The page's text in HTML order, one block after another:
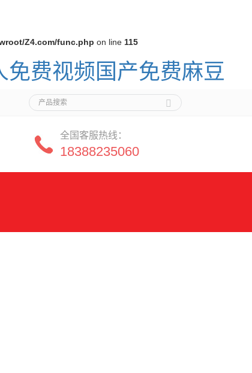
Z4.com/func.php on line 115
费视频国产免费麻豆
全国客服热线：
18388235060